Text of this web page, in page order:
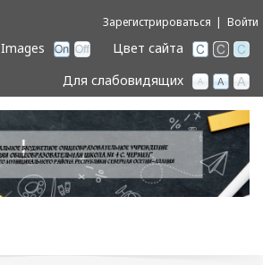
Зарегистрироваться Войти
Цвет сайта
Images
Для слабовидящих